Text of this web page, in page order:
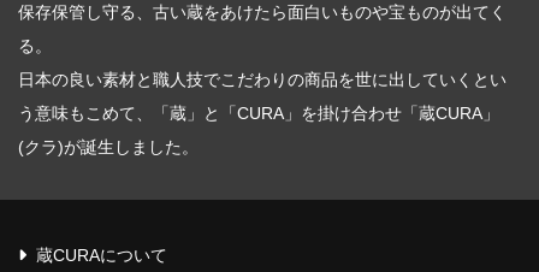
保存保管し守る、古い蔵をあけたら面白いものや宝ものが出てく
る。
日本の良い素材と職人技でこだわりの商品を世に出していくとい
う意味もこめて、「蔵」と「CURA」を掛け合わせ「蔵CURA」
(クラ)が誕生しました。
蔵CURAについて